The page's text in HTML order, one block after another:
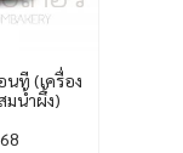
ที (เครื่อง
มน้ำผึ้ง)